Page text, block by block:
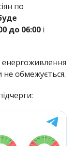
по
до 06:00і
не обмежується.